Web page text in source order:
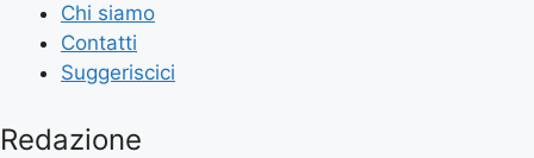
Chi siamo
Contatti
Suggeriscici
Redazione